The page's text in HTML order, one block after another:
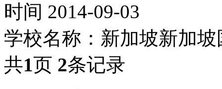
时间 2014-09-03
学校名称：新加坡新加
共1页 2条记录